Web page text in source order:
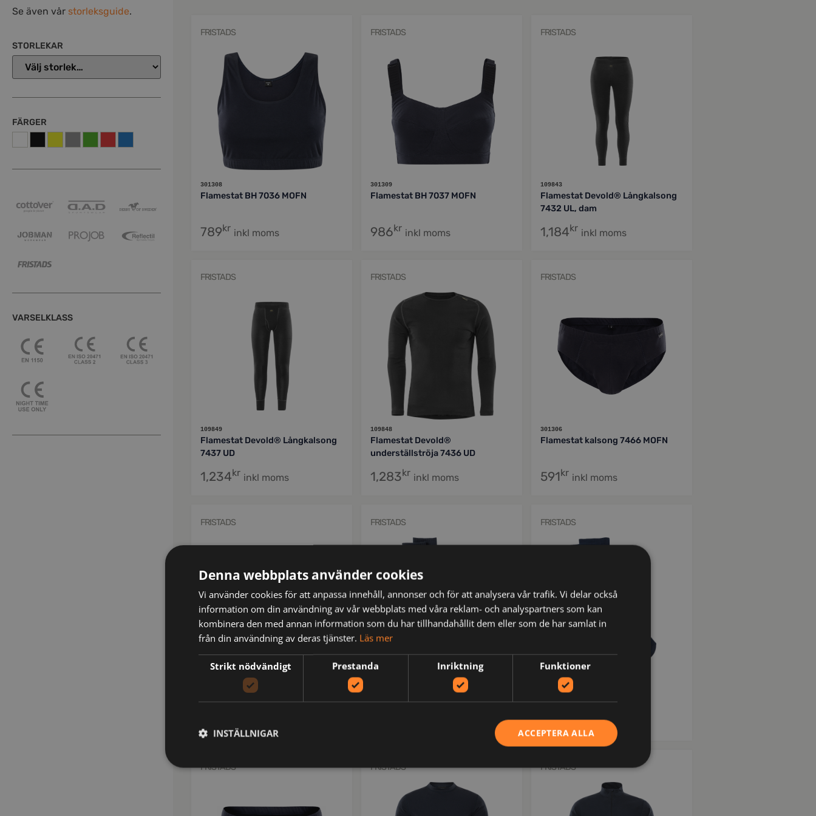
Se även vår storleksguide.
STORLEKAR
FÄRGER
VARSELKLASS
FRISTADS
301308
Flamestat BH 7036 MOFN
789kr inkl moms
FRISTADS
301309
Flamestat BH 7037 MOFN
986kr inkl moms
FRISTADS
109843
Flamestat Devold® Långkalsong
7432 UL, dam
1,184kr inkl moms
FRISTADS
109849
Flamestat Devold® Långkalsong
7437 UD
1,234kr inkl moms
FRISTADS
109848
Flamestat Devold®
underställströja 7436 UD
1,283kr inkl moms
FRISTADS
301306
Flamestat kalsong 7466 MOFN
591kr inkl moms
FRISTADS
Flamestat långkalsong 7027
FRISTADS
Flamestat socka 9194 FSOL
FRISTADS
Flamestat Socka 980 SFA
394kr inkl moms
FRISTADS FRISTADS FRISTADS
Denna webbplats använder cookies
Vi använder cookies för att anpassa innehåll, annonser och för att analysera vår trafik. Vi delar också
information om din användning av vår webbplats med våra reklam- och analyspartners som kan
kombinera den med annan information som du har tillhandahållit dem eller som de har samlat in
från din användning av deras tjänster. Läs mer
Strikt nödvändigt Prestanda Inriktning Funktioner
ACCEPTERA ALLA
INSTÄLLNIGAR